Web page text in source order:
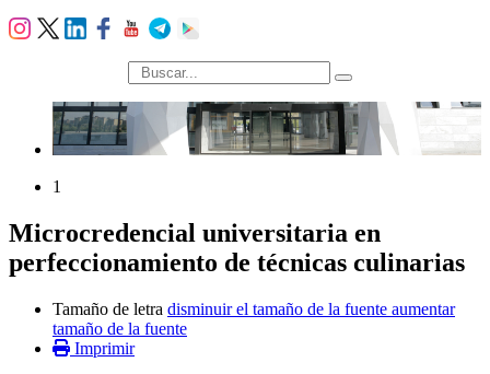
búsqueda
1
Microcredencial universitaria en
perfeccionamiento de técnicas culinarias
Tamaño de letra disminuir el tamaño de la fuente aumentar
tamaño de la fuente
Imprimir